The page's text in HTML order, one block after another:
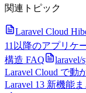
関連トピック
Laravel Cloud
11以降のアプリケ
構造 FAQ
laravel/
Laravel Cloud で動
Laravel 13 新機能